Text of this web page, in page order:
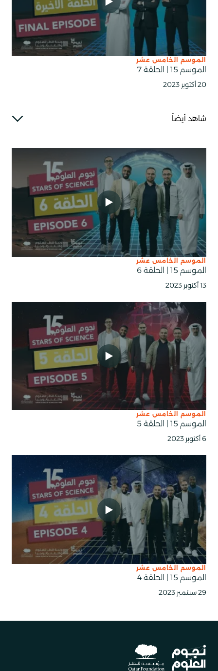
الموسم الخامس عشر
الموسم 15 | الحلقة 7
20 أكتوبر 2023
شاهد أيضاً
الموسم الخامس عشر
الموسم 15 | الحلقة 6
13 أكتوبر 2023
الموسم الخامس عشر
الموسم 15 | الحلقة 5
6 أكتوبر 2023
الموسم الخامس عشر
الموسم 15 | الحلقة 4
29 سبتمبر 2023